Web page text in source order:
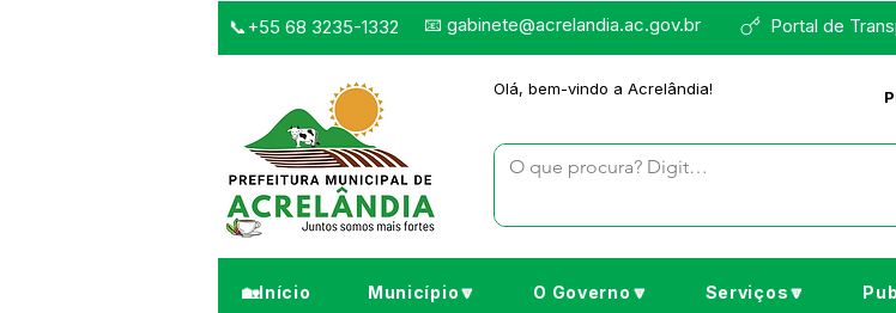
Portal de
📞+55 68 3235-1332 📧 gabinete@acrelandia.ac.gov.br
Olá, bem-vindo a Acrelândia!
🏡Início Município🔽 O Governo🔽 Serviços🔽